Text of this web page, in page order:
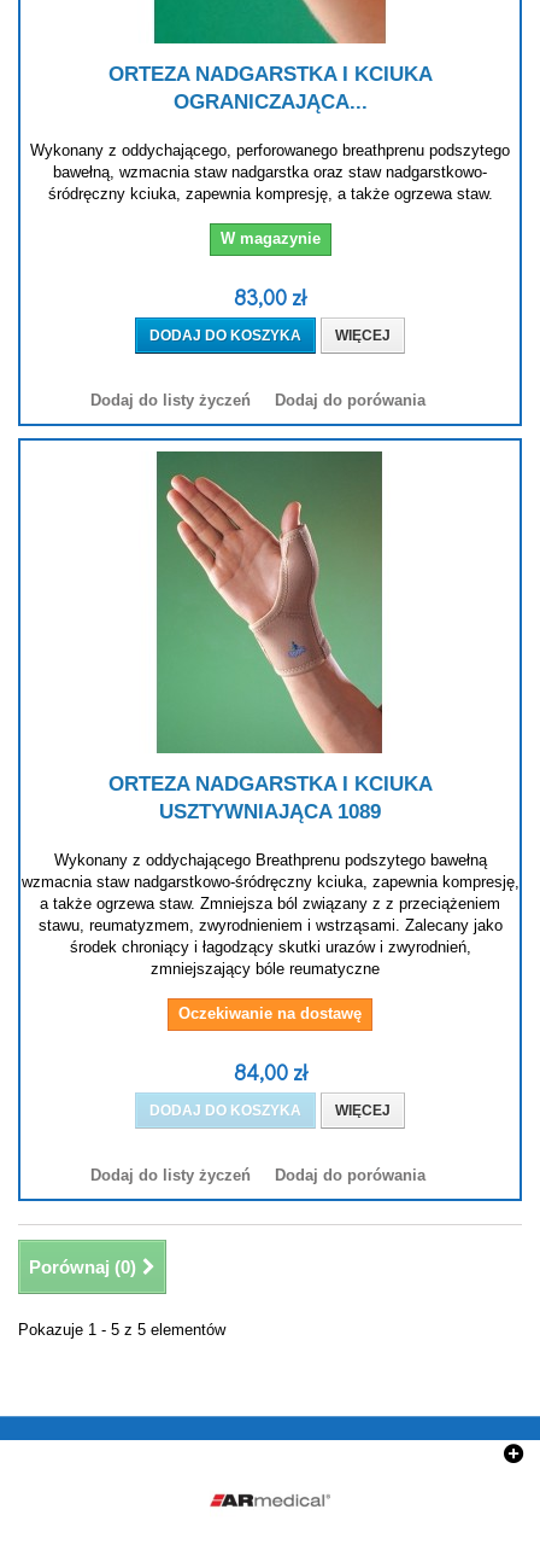
ORTEZA NADGARSTKA I KCIUKA
OGRANICZAJĄCA...
Wykonany z oddychającego, perforowanego breathprenu podszytego
bawełną, wzmacnia staw nadgarstka oraz staw nadgarstkowo-
śródręczny kciuka, zapewnia kompresję, a także ogrzewa staw.
W magazynie
83,00 zł
DODAJ DO KOSZYKA WIĘCEJ
Dodaj do listy życzeń Dodaj do porówania
ORTEZA NADGARSTKA I KCIUKA
USZTYWNIAJĄCA 1089
Wykonany z oddychającego Breathprenu podszytego bawełną
wzmacnia staw nadgarstkowo-śródręczny kciuka, zapewnia kompresję,
a także ogrzewa staw. Zmniejsza ból związany z z przeciążeniem
stawu, reumatyzmem, zwyrodnieniem i wstrząsami. Zalecany jako
środek chroniący i łagodzący skutki urazów i zwyrodnień,
zmniejszający bóle reumatyczne
Oczekiwanie na dostawę
84,00 zł
DODAJ DO KOSZYKA WIĘCEJ
Dodaj do listy życzeń Dodaj do porówania
Porównaj (0)
Pokazuje 1 - 5 z 5 elementów